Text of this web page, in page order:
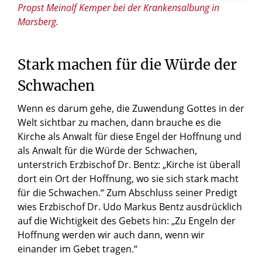
Propst Meinolf Kemper bei der Krankensalbung in
Marsberg.
Stark machen für die Würde der
Schwachen
Wenn es darum gehe, die Zuwendung Gottes in der
Welt sichtbar zu machen, dann brauche es die
Kirche als Anwalt für diese Engel der Hoffnung und
als Anwalt für die Würde der Schwachen,
unterstrich Erzbischof Dr. Bentz: „Kirche ist überall
dort ein Ort der Hoffnung, wo sie sich stark macht
für die Schwachen.“ Zum Abschluss seiner Predigt
wies Erzbischof Dr. Udo Markus Bentz ausdrücklich
auf die Wichtigkeit des Gebets hin: „Zu Engeln der
Hoffnung werden wir auch dann, wenn wir
einander im Gebet tragen.“